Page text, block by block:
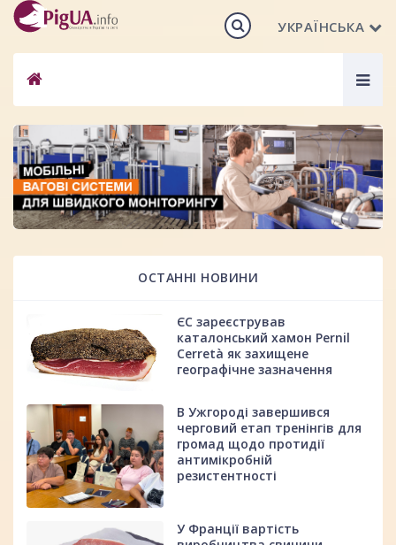
УКРАЇНСЬКА
ОСТАННІ НОВИНИ
ЄС зареєстрував
каталонський хамон Pernil
Cerretà як захищене
географічне зазначення
В Ужгороді завершився
черговий етап тренінгів для
громад щодо протидії
антимікробній
резистентності
У Франції вартість